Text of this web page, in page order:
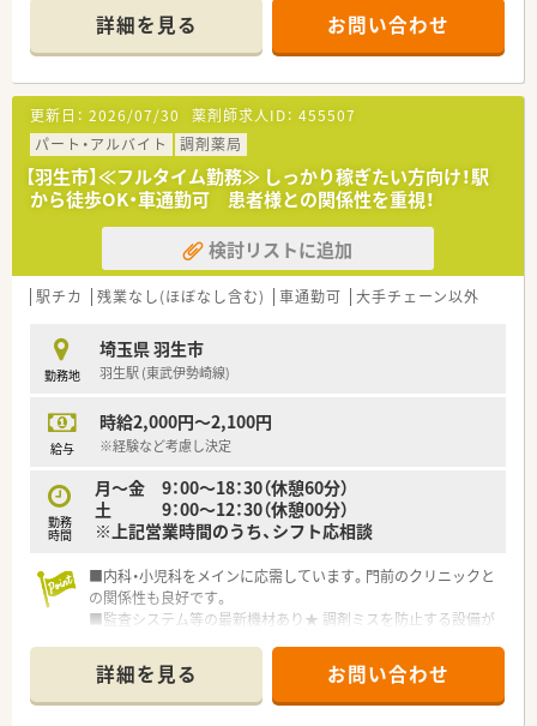
「患者様を大切にする心」
「地域社会との関係を大切にする心」
「病院や取引先との関係を大切にする心」
「社員とその家族を大切にする心」
4つのココロを企業理念とし、患者様と距離が近い”かかりつけ
薬局”を目指しています。
会社として仕事と家庭の両立を支援しており、
埼玉県の【多様な働き方実践企業】として認定を受けておりま
す。
育児時短勤務制度や奨学金返済サポートなど
働く従業員を応援する制度が整っています！
＜こんな薬局です＞
埼玉県羽生市にある薬局です。
駐車場スペースも広くお車での通勤も相談可能です♪
門前の医療機関より外科・内科をメインに
1日約30枚くらいの処方箋を応需しています。
外来のほか在宅にも取り組んでいます！
確定拠出年金制度やプライベートを充実させる「リロクラブ」、
10年・20年勤務の方を対象とした「勤続年数表彰」等、福利厚生が
充実しています！
制度」や
20代の単身者の方向けの「住宅手当制度」「奨学金サポート制度」
など、
＜研修制度＞
年に数回実施される全体研修や、店舗研修・外部研修など、
詳細を見る お問い合わせ
更新日： 2026/07/30 薬剤師求人ID： 455507
パート・アルバイト
調剤薬局
【羽生市】≪フルタイム勤務≫ しっかり稼ぎたい方向け！駅
から徒歩OK・車通勤可 患者様との関係性を重視！
検討リストに追加
駅チカ 残業なし(ほぼなし含む) 車通勤可 大手チェーン以外
勤務地
埼玉県 羽生市
羽生駅 (東武伊勢崎線)
給与
時給2,000円～2,100円
※経験など考慮し決定
勤務
時間
月～金 9：00～18：30（休憩60分）
土 9：00～12：30（休憩00分）
※上記営業時間のうち、シフト応相談
■内科・小児科をメインに応需しています。門前のクリニックと
の関係性も良好です。
■監査システム等の最新機材あり★ 調剤ミスを防止する設備が
■患者さまとのコミュニケーションを大切にしています。患者
さまから薬剤師の顔を覚えてもらえるような薬局を目指してい
ます。
詳細を見る お問い合わせ